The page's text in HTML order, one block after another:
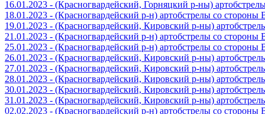
16.01.2023 - (Красногвардейский, Горняцкий р-ны)
18.01.2023 - (Красногвардейский р-н) артобстрелы со
19.01.2023 - (Красногвардейский, Кировский р-ны)
21.01.2023 - (Красногвардейский р-н) артобстрелы со
25.01.2023 - (Красногвардейский р-н) артобстрелы со
26.01.2023 - (Красногвардейский, Кировский р-ны)
27.01.2023 - (Красногвардейский, Кировский р-ны)
28.01.2023 - (Красногвардейский, Кировский р-ны)
30.01.2023 - (Красногвардейский, Кировский р-ны)
31.01.2023 - (Красногвардейский, Кировский р-ны)
02.02.2023 - (Красногвардейский р-н) артобстрелы со